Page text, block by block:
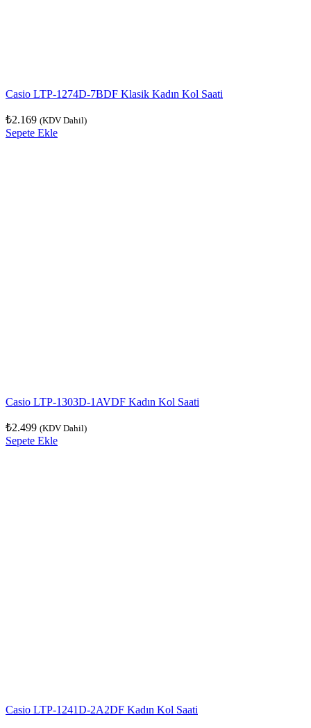
Casio LTP-1274D-7BDF Klasik Kadın Kol Saati
₺2.169 (KDV Dahil)
Sepete Ekle
Casio LTP-1303D-1AVDF Kadın Kol Saati
₺2.499 (KDV Dahil)
Sepete Ekle
Casio LTP-1241D-2A2DF Kadın Kol Saati